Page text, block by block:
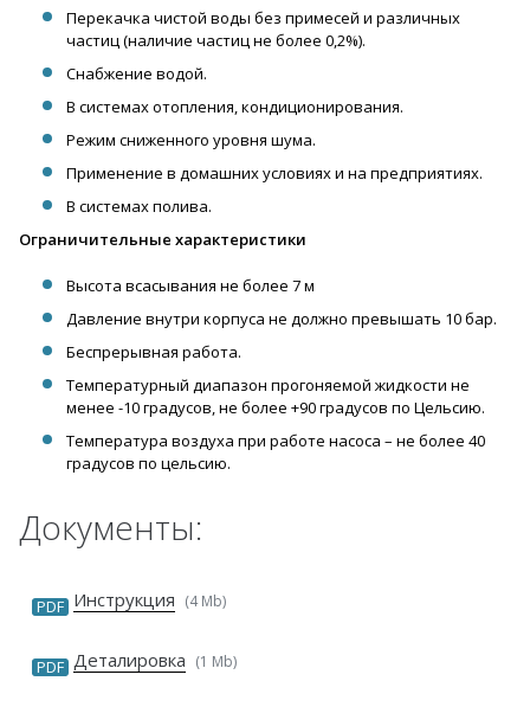
Перекачка чистой воды без примесей и различных
частиц (наличие частиц не более 0,2%).
Снабжение водой.
В системах отопления, кондиционирования.
Режим сниженного уровня шума.
Применение в домашних условиях и на предприятиях.
В системах полива.
Ограничительные характеристики
Высота всасывания не более 7 м
Давление внутри корпуса не должно превышать 10 бар.
Беспрерывная работа.
Температурный диапазон прогоняемой жидкости не
менее -10 градусов, не более +90 градусов по Цельсию.
Температура воздуха при работе насоса – не более 40
градусов по цельсию.
Документы:
PDF Инструкция (4 Mb)
PDF Деталировка (1 Mb)